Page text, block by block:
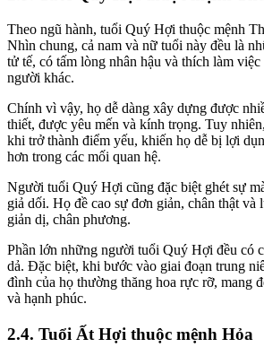
Theo ngũ hành, tuổi Quý Hợi thuộc mệnh
Nhìn chung, cả nam và nữ tuổi này đều là
tử tế, có tấm lòng nhân hậu và thích làm
người khác.
Chính vì vậy, họ dễ dàng xây dựng được
thiết, được yêu mến và kính trọng. Tuy
khi trở thành điểm yếu, khiến họ dễ bị lợi
hơn trong các mối quan hệ.
Người tuổi Quý Hợi cũng đặc biệt ghét sự
giả dối. Họ đề cao sự đơn giản, chân thật và
giản dị, chân phương.
Phần lớn những người tuổi Quý Hợi đều có
dả. Đặc biệt, khi bước vào giai đoạn trung
đình của họ thường thăng hoa rực rỡ, mang
và hạnh phúc.
2.4. Tuổi Ất Hợi thuộc mệnh Hỏa